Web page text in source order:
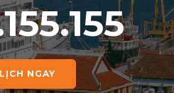
NGAY